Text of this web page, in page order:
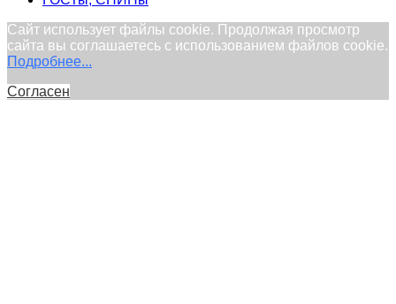
Сайт использует файлы cookie. Продолжая просмотр
сайта вы соглашаетесь с использованием файлов cookie.
Подробнее...
Согласен